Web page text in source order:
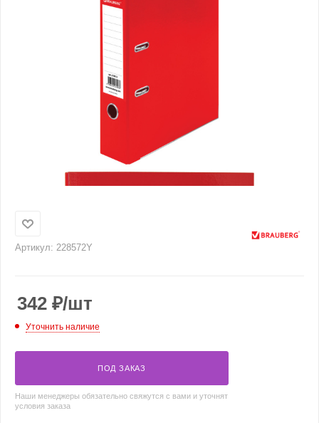
Артикул: 228572Y
342 ₽/шт
Уточнить наличие
ПОД ЗАКАЗ
Наши менеджеры обязательно свяжутся с вами и уточнят
условия заказа